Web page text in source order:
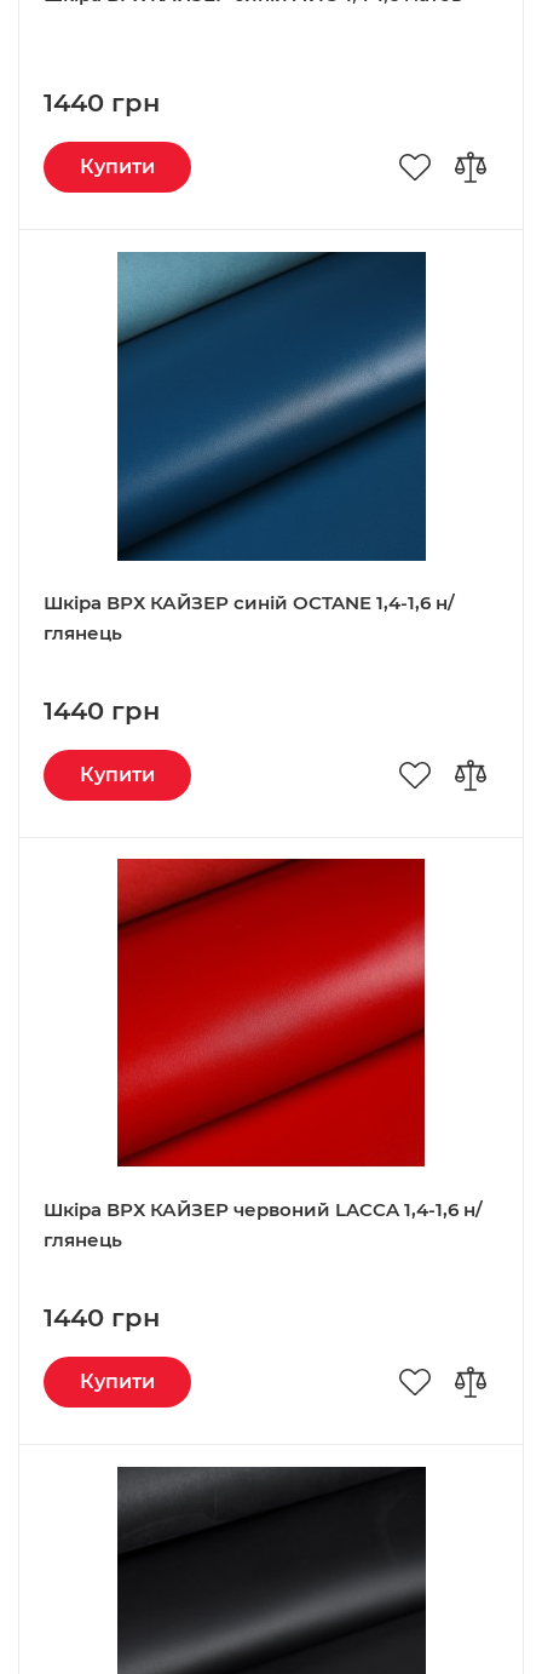
1440 грн
Купити
Шкіра ВРХ КАЙЗЕР синій OCTANE 1,4-1,6 н/
глянець
1440 грн
Купити
Шкіра ВРХ КАЙЗЕР червоний LACCA 1,4-1,6 н/
глянець
1440 грн
Купити